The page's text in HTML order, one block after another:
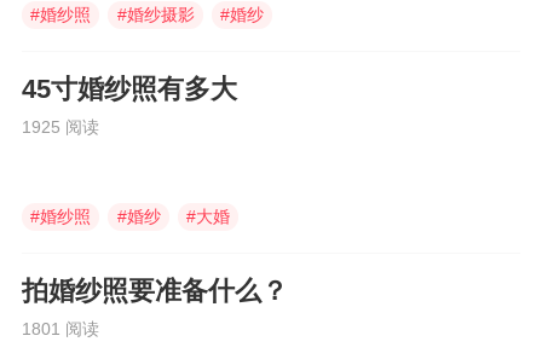
#婚纱照 #婚纱摄影 #婚纱
45寸婚纱照有多大
1925 阅读
#婚纱照 #婚纱 #大婚
拍婚纱照要准备什么？
1801 阅读